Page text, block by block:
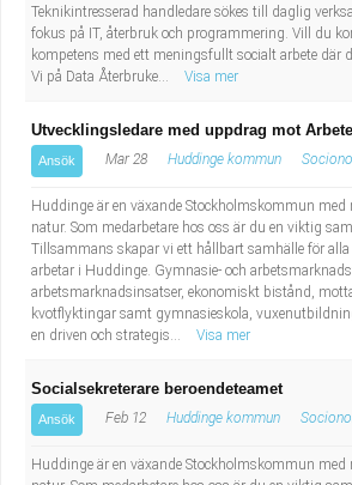
Teknikintresserad handledare sökes till daglig
fokus på IT, återbruk och programmering. Vill du
kompetens med ett meningsfullt socialt arbete där
Vi på Data Återbruke...
Visa mer
Utvecklingsledare med uppdrag mot
Ansök Mar 28 Huddinge kommun
Huddinge är en växande Stockholmskommun med
natur. Som medarbetare hos oss är du en viktig
Tillsammans skapar vi ett hållbart samhälle för alla
arbetar i Huddinge. Gymnasie- och
arbetsmarknadsinsatser, ekonomiskt bistånd,
kvotflyktingar samt gymnasieskola,
en driven och strategis...
Visa mer
Socialsekreterare beroendeteamet
Ansök Feb 12 Huddinge kommun
Huddinge är en växande Stockholmskommun med